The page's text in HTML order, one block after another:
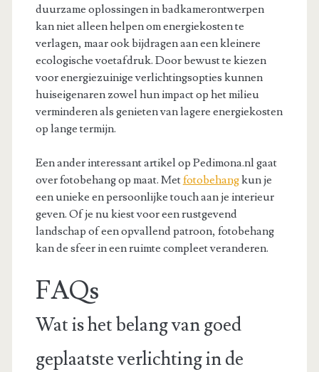
duurzame oplossingen in badkamerontwerpen
kan niet alleen helpen om energiekosten te
verlagen, maar ook bijdragen aan een kleinere
ecologische voetafdruk. Door bewust te kiezen
voor energiezuinige verlichtingsopties kunnen
huiseigenaren zowel hun impact op het milieu
verminderen als genieten van lagere energiekosten
op lange termijn.
Een ander interessant artikel op Pedimona.nl gaat
over fotobehang op maat. Metfotobehangkun je
een unieke en persoonlijke touch aan je interieur
geven. Of je nu kiest voor een rustgevend
landschap of een opvallend patroon, fotobehang
kan de sfeer in een ruimte compleet veranderen.
FAQs
Wat is het belang van goed
geplaatste verlichting in de